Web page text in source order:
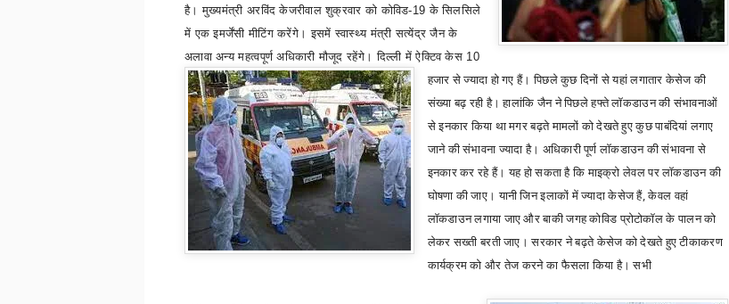
है। मुख्‍यमंत्री अरविंद केजरीवाल शुक्रवार को कोविड-19 के सिलसिले
में एक इमर्जेंसी मीटिंग करेंगे। इसमें स्‍वास्‍थ्‍य मंत्री सत्‍येंद्र जैन के
अलावा अन्‍य महत्‍वपूर्ण अधिकारी मौजूद रहेंगे। दिल्‍ली में ऐक्टिव केस 10
हजार से ज्‍यादा हो गए हैं। पिछले कुछ दिनों से यहां लगातार केसेज की
संख्‍या बढ़ रही है। हालांकि जैन ने पिछले हफ्ते लॉकडाउन की संभावनाओं
से इनकार किया था मगर बढ़ते मामलों को देखते हुए कुछ पाबंदियां लगाए
जाने की संभावना ज्‍यादा है। अधिकारी पूर्ण लॉकडाउन की संभावना से
इनकार कर रहे हैं। यह हो सकता है कि माइक्रो लेवल पर लॉकडाउन की
घोषणा की जाए। यानी जिन इलाकों में ज्‍यादा केसेज हैं,केवल वहां
लॉकडाउन लगाया जाए और बाकी जगह कोविड प्रोटोकॉल के पालन को
लेकर सख्‍ती बरती जाए। सरकार ने बढ़ते केसेज को देखते हुए टीकाकरण
कार्यक्रम को और तेज करने का फैसला किया है। सभी